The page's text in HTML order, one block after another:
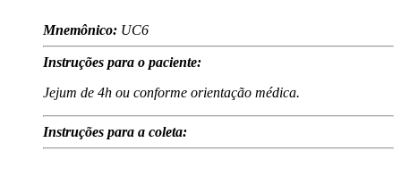
Mnemônico: UC6
Instruções para o paciente:
Jejum de 4h ou conforme orientação médica.
Instruções para a coleta: